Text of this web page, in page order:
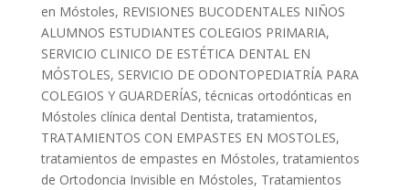
en Móstoles, REVISIONES BUCODENTALES NIÑOS
ALUMNOS ESTUDIANTES COLEGIOS PRIMARIA,
SERVICIO CLINICO DE ESTÉTICA DENTAL EN
MÓSTOLES, SERVICIO DE ODONTOPEDIATRÍA PARA
COLEGIOS Y GUARDERÍAS,técnicas ortodónticas en
Móstoles clínica dental Dentista,tratamientos,
TRATAMIENTOS CON EMPASTES EN MOSTOLES,
tratamientos de empastes en Móstoles,tratamientos
de Ortodoncia Invisible en Móstoles, Tratamientos